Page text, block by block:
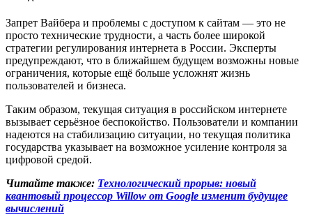
Запрет Вайбера и проблемы с доступом к сайтам — это не
просто технические трудности, а часть более широкой
стратегии регулирования интернета в России. Эксперты
предупреждают, что в ближайшем будущем возможны новые
ограничения, которые ещё больше усложнят жизнь
пользователей и бизнеса.
Таким образом, текущая ситуация в российском интернете
вызывает серьёзное беспокойство. Пользователи и компании
надеются на стабилизацию ситуации, но текущая политика
государства указывает на возможное усиление контроля за
цифровой средой.
Читайте также: Технологический прорыв: новый
квантовый процессор Willow от Google изменит будущее
вычислений